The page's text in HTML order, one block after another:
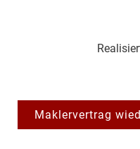
Maklervertrag